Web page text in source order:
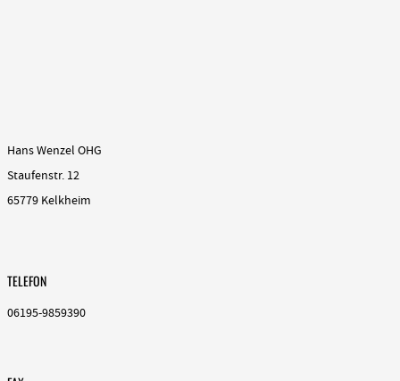
Hans Wenzel OHG
Staufenstr. 12
65779 Kelkheim
TELEFON
06195-9859390